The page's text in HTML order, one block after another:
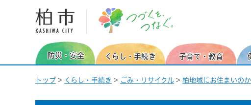
柏市 つづくを、つなぐ。
防災・安全 くらし・手続き 子育て・教育
トップ > くらし・手続き > ごみ・リサイクル > 柏地域にお住まいの